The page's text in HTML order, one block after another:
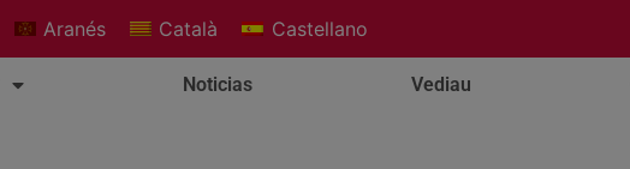
Aranés Català Castellano
Noticias Vediau